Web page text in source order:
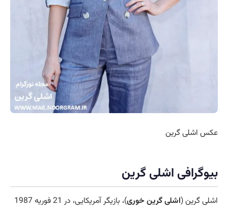
عکس اشلی گرین
بیوگرافی اشلی گرین
اشلی گرین (اشلی گرین خوری
)، بازیگر آمریکایی، در 21 فوریه 1987